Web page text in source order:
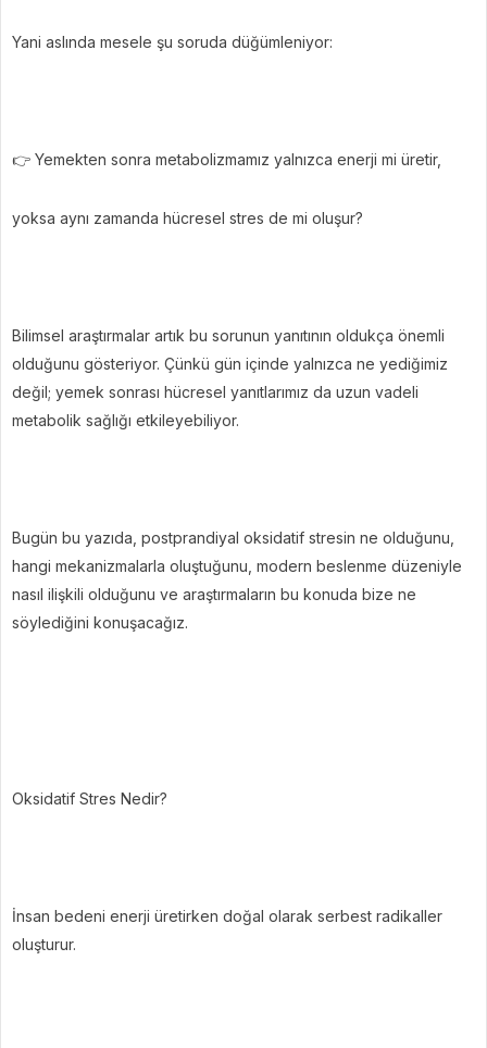
Yani aslında mesele şu soruda düğümleniyor:
👉 Yemekten sonra metabolizmamız yalnızca enerji mi üretir,
yoksa aynı zamanda hücresel stres de mi oluşur?
Bilimsel araştırmalar artık bu sorunun yanıtının oldukça önemli
olduğunu gösteriyor. Çünkü gün içinde yalnızca ne yediğimiz
değil; yemek sonrası hücresel yanıtlarımız da uzun vadeli
metabolik sağlığı etkileyebiliyor.
Bugün bu yazıda, postprandiyal oksidatif stresin ne olduğunu,
hangi mekanizmalarla oluştuğunu, modern beslenme düzeniyle
nasıl ilişkili olduğunu ve araştırmaların bu konuda bize ne
söylediğini konuşacağız.
Oksidatif Stres Nedir?
İnsan bedeni enerji üretirken doğal olarak serbest radikaller
oluşturur.